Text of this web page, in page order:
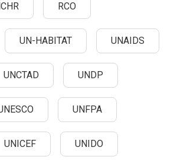
RCO
UN-HABITAT UNAIDS
UNCTAD UNDP
UNFPA
UNICEF UNIDO